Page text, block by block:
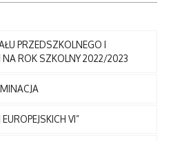
PRZEDSZKOLNEGO I
NA ROK SZKOLNY 2022/2023
VI”